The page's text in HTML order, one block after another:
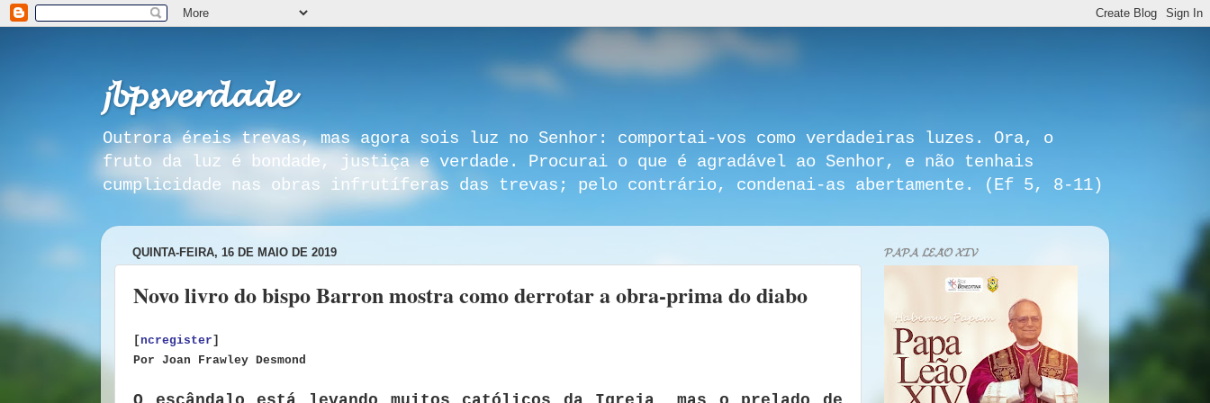
𝓳𝓫𝓹𝓼𝓿𝓮𝓻𝓭𝓪𝓭𝓮
Outrora éreis trevas, mas agora sois luz no Senhor: comportai-vos como verdadeiras luzes. Ora, o
fruto da luz é bondade, justiça e verdade. Procurai o que é agradável ao Senhor, e não tenhais
cumplicidade nas obras infrutíferas das trevas; pelo contrário, condenai-as abertamente. (Ef 5, 8-11)
QUINTA-FEIRA, 16 DE MAIO DE 2019
Novo livro do bispo Barron mostra como derrotar a obra-prima do diabo
[ncregister ]
Por Joan Frawley Desmond
𝓟𝓐𝓟𝓐 𝓛𝓔𝓐̃𝓞 𝓧𝓘𝓥